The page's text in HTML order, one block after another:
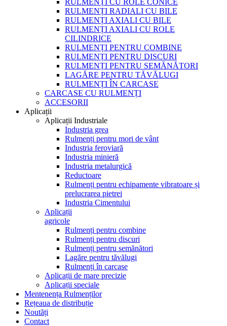
RULMENȚI CU ROLE CONICE
RULMENȚI RADIALI CU BILE
RULMENȚI AXIALI CU BILE
RULMENȚI AXIALI CU ROLE
CILINDRICE
RULMENȚI PENTRU COMBINE
RULMENȚI PENTRU DISCURI
RULMENȚI PENTRU SEMĂNĂTORI
LAGĂRE PENTRU TĂVĂLUGI
RULMENȚI ÎN CARCASE
CARCASE CU RULMENȚI
ACCESORII
Aplicații
Aplicații Industriale
Industria grea
Rulmenți pentru mori de vânt
Industria feroviară
Industria minieră
Industria metalurgică
Reductoare
Rulmenți pentru echipamente vibratoare și
prelucrarea pietrei
Industria Cimentului
Aplicații
agricole
Rulmenți pentru combine
Rulmenți pentru discuri
Rulmenți pentru semănători
Lagăre pentru tăvălugi
Rulmenți în carcase
Aplicații de mare precizie
Aplicații speciale
Mentenența Rulmenților
Rețeaua de distribuție
Noutăți
Contact